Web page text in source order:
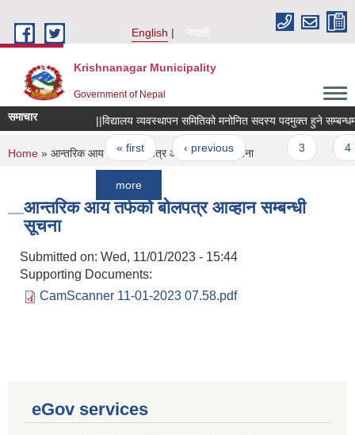
English
नेपाली
Krishnanagar Municipality
Government of Nepal
समाचार ||विद्यालय व्यवस्थापन समितिको मनोनित सदस्य पदमुक्त हुने सम्बन्धमा ||
Pages
« first ‹ previous …
more
You are here
Home » आन्तरिक आय तर्फको बोलपत्र आव्हान सम्बन्धी सूचना
आन्तरिक आय तर्फको बोलपत्र आव्हान सम्बन्धी
सूचना
Submitted on: Wed, 11/01/2023 - 15:44
Supporting Documents:
CamScanner 11-01-2023 07.58.pdf
eGov services